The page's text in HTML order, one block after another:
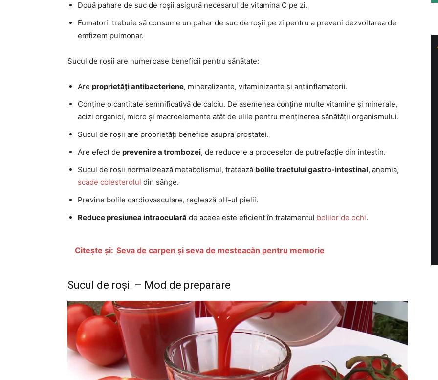
Două pahare de suc de roșii asigură necesarul de vitamina C pe zi.
Fumatorii trebuie să consume un pahar de suc de roșii pe zi pentru a preveni dezvoltarea de
emfizem pulmonar.
Sucul de roșii are numeroase beneficii pentru sănătate:
Are proprietăți antibacteriene, mineralizante, vitaminizante și antiinflamatorii.
Conține o cantitate semnificativă de calciu. De asemenea conține multe vitamine și minerale,
acizi organici, micro și macroelemente atât de ulile pentru menținerea sănătății organismului.
Sucul de roșii are proprietăți benefice asupra prostatei.
Are efect de prevenire a trombozei, de reducere a proceselor de putrefacție din intestin.
Sucul de roșii normalizează metabolismul, tratează bolile tractului gastro-intestinal, anemia,
scade colesterolul din sânge.
Previne bolile cardiovasculare, reglează pH-ul pielii.
Reduce presiunea intraoculară de aceea este eficient în tratamentul bolilor de ochi.
Citește și: Seva de carpen și seva de mesteacăn pentru memorie
Sucul de roșii – Mod de preparare